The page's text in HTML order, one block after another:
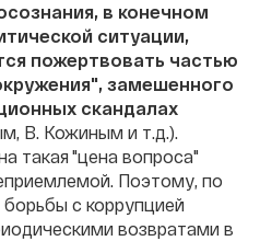
в конечном
ситуации,
пожертвовать частью
замешенного
скандалах
В. Кожиным и т.д.).
такая "цена вопроса"
Поэтому, по
с коррупцией
возвратами в